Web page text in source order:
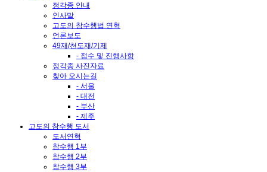
정각종 안내
인사말
고도의 참수행법 연혁
언론보도
49재/천도재/기제
- 접수 및 진행사항
정각종 사진자료
찾아 오시는길
- 서울
- 대전
- 부산
- 제주
고도의 참수행 도서
도서연혁
참수행 1부
참수행 2부
참수행 3부